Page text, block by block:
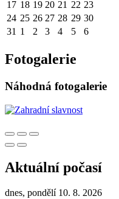
17 18 19 20 21 22 23
24 25 26 27 28 29 30
31 1 2 3 4 5 6
Fotogalerie
Náhodná fotogalerie
Aktuální počasí
dnes, pondělí 10. 8. 2026